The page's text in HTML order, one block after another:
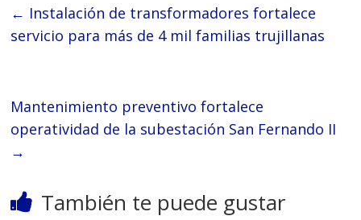
← Instalación de transformadores fortalece
servicio para más de 4 mil familias trujillanas
Mantenimiento preventivo fortalece
operatividad de la subestación San Fernando II
→
También te puede gustar